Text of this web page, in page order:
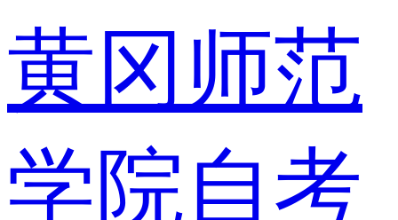
黄冈师范
学院自考